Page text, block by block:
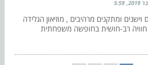
5:59
ומתקנים מרהיבים , מוזיאון הגלידה
חוויה רב-חושית בחופשה משפחתית